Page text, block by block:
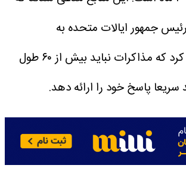
جمهور ایالات متحده به
میانجیگران ابلاغ کرد که مذاکرات نباید بیش از ۶۰ طول
سریعا پاسخ خود را ارائه دهد.